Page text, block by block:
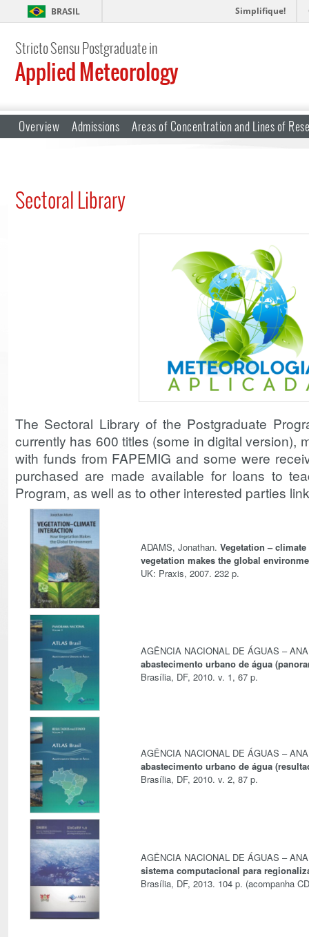
BRASIL Simplifique!
Stricto Sensu Postgraduate in
Applied Meteorology
Overview Admissions Areas of Concentration and Lines of
Sectoral Library
The Sectoral Library of the Postgraduate
currently has 600 titles (some in digital version),
with funds from FAPEMIG and some were
purchased are made available for loans to
Program, as well as to other interested parties
ADAMS, Jonathan. Vegetation –
vegetation makes the global
UK: Praxis, 2007. 232 p.
AGÊNCIA NACIONAL DE ÁGUAS –
abastecimento urbano de água
Brasília, DF, 2010. v. 1, 67 p.
AGÊNCIA NACIONAL DE ÁGUAS –
abastecimento urbano de água
Brasília, DF, 2010. v. 2, 87 p.
AGÊNCIA NACIONAL DE ÁGUAS –
sistema computacional para
Brasília, DF, 2013. 104 p. (acompanha